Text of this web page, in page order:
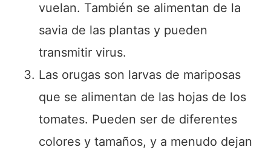
vuelan. También se alimentan de la
savia de las plantas y pueden
transmitir virus.
Las orugas son larvas de mariposas
que se alimentan de las hojas de los
tomates. Pueden ser de diferentes
colores y tamaños, y a menudo dejan